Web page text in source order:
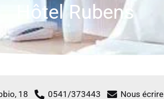
Hôtel Rubens
18 0541/373443 Nous écrire